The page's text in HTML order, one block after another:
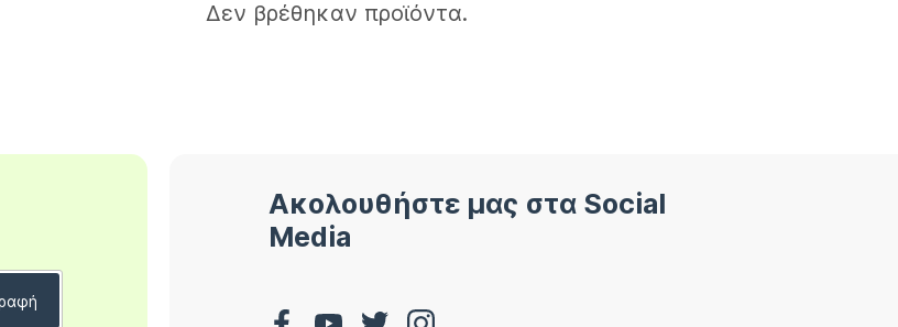
Δεν βρέθηκαν προϊόντα.
Ακολουθήστε μας στα Social
Media